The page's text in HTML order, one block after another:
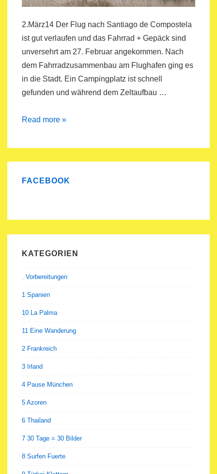
2.März14 Der Flug nach Santiago de Compostela
ist gut verlaufen und das Fahrrad + Gepäck sind
unversehrt am 27. Februar angekommen. Nach
dem Fahrradzusammenbau am Flughafen ging es
in die Stadt. Ein Campingplatz ist schnell
gefunden und während dem Zeltaufbau …
Jakobsweg
San
Sebastian
Read more »
FACEBOOK
KATEGORIEN
. Vorbereitungen
1 Spanien
10 La Palma
11 Eine Wanderung
2 Frankreich
3 Irland
4 Pause München
5 Azoren
6 Thailand
7 30 Tage = 30 Bilder
8 Surfen Fuerte